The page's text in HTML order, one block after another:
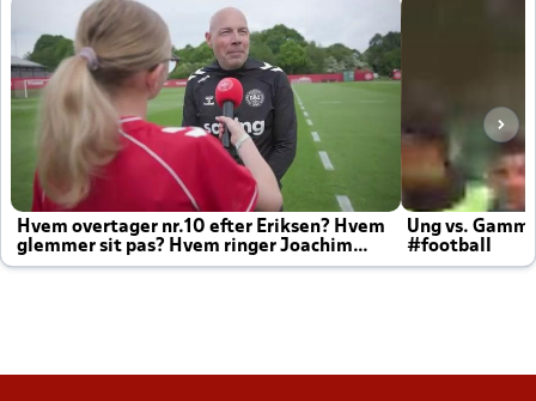
Hvem overtager nr.10 efter Eriksen? Hvem
glemmer sit pas? Hvem ringer Joachim
altid til efter kampe?
Ung vs.
#football